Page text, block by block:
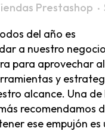
Prestashop
del año es
a nuestro
para aprovechar al
y
alcance. Una de
recomendamos
ese empujón es